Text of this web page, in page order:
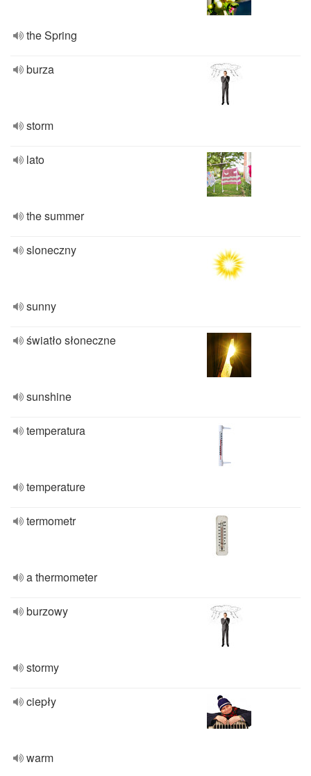
the Spring
burza
storm
lato
the summer
sloneczny
sunny
światło słoneczne
sunshine
temperatura
temperature
termometr
a thermometer
burzowy
stormy
ciepły
warm